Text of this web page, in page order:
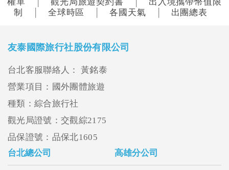
制
全球時區 各國天氣 出團總表
友泰國際旅行社股份有限公司
台北客服聯絡人： 黃銘泰
營業項目：國外團體旅遊
種類：綜合旅行社
觀光局證號：交觀綜2175
品保證號：品保北1605
台北總公司
高雄分公司